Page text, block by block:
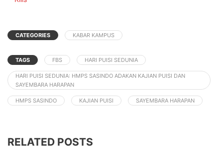
CATEGORIES KABAR KAMPUS
TAGS FBS HARI PUISI SEDUNIA
HARI PUISI SEDUNIA: HMPS SASINDO ADAKAN KAJIAN PUISI DAN
SAYEMBARA HARAPAN
HMPS SASINDO KAJIAN PUISI SAYEMBARA HARAPAN
RELATED POSTS